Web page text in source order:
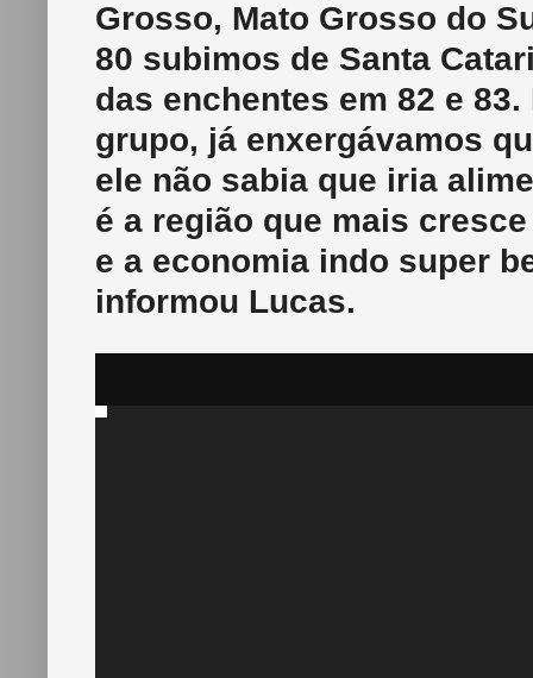
Grosso, Mato Grosso do
80 subimos de Santa
das enchentes em 82 e
grupo, já enxergávamos
ele não sabia que iria
é a região que mais
e a economia indo super
informou Lucas.